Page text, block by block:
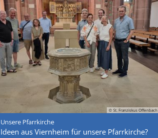
© St. Franziskus Offenbach
Unsere Pfarrkirche:
Ideen aus Viernheim für unsere Pfarrkirche?